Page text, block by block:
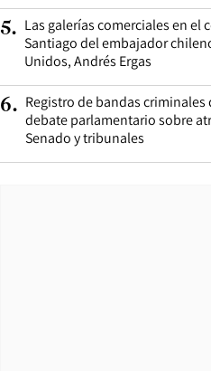
5. Las galerías comerciales en el
Santiago del embajador
Unidos, Andrés Ergas
6. Registro de bandas criminales
debate parlamentario sobre
Senado y tribunales